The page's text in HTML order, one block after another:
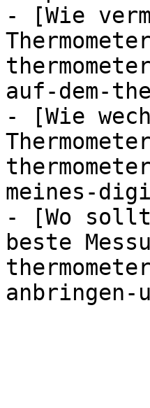
- [Wie
auf-dem-
- [Wie
meines-
- [Wo
beste